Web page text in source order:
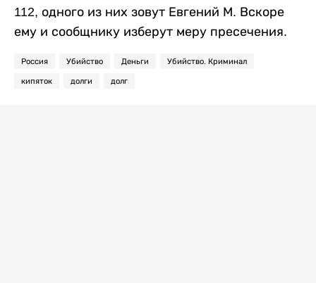
112, одного из них зовут Евгений М. Вскоре
ему и сообщнику изберут меру пресечения.
Россия Убийство Деньги Убийство. Криминал
кипяток долги долг